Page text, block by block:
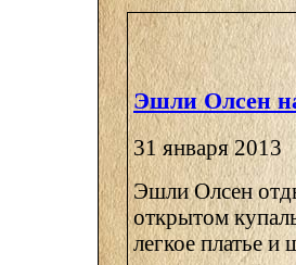
Эшли Олсен
31 января 2013
Эшли Олсен
открытом
легкое платье